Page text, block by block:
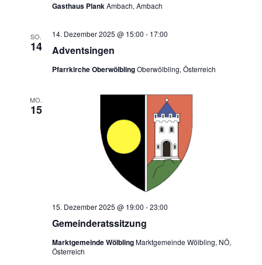
Gasthaus PlankAmbach, Ambach
SO.
14 Adventsingen
14. Dezember 2025 @ 15:00 - 17:00
Pfarrkirche OberwölblingOberwölbling, Österreich
MO.
15
Gemeinderatssitzung
15. Dezember 2025 @ 19:00 -23:00
Marktgemeinde WölblingMarktgemeinde Wölbling, NÖ,
Österreich